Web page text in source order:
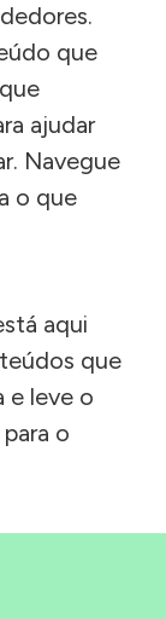
que
ajudar
Navegue
o que
aqui
que
e leve o
o